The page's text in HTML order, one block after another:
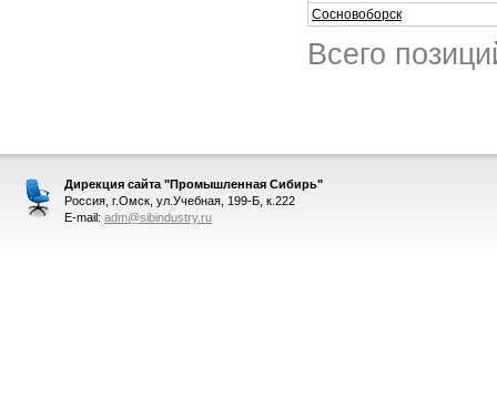
Сосновоборск
Всего
Дирекция сайта "Промышленная Сибирь"
Россия, г.Омск, ул.Учебная, 199-Б, к.222
E-mail: adm@sibindustry.ru